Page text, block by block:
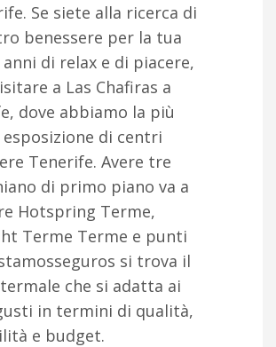
Se siete alla ricerca di
benessere per la tua
anni di relax e di piacere,
a Las Chafiras a
dove abbiamo la più
esposizione di centri
Tenerife. Avere tre
di primo piano va a
Hotspring Terme,
Terme Terme e punti
si trova il
che si adatta ai
in termini di qualità,
e budget.